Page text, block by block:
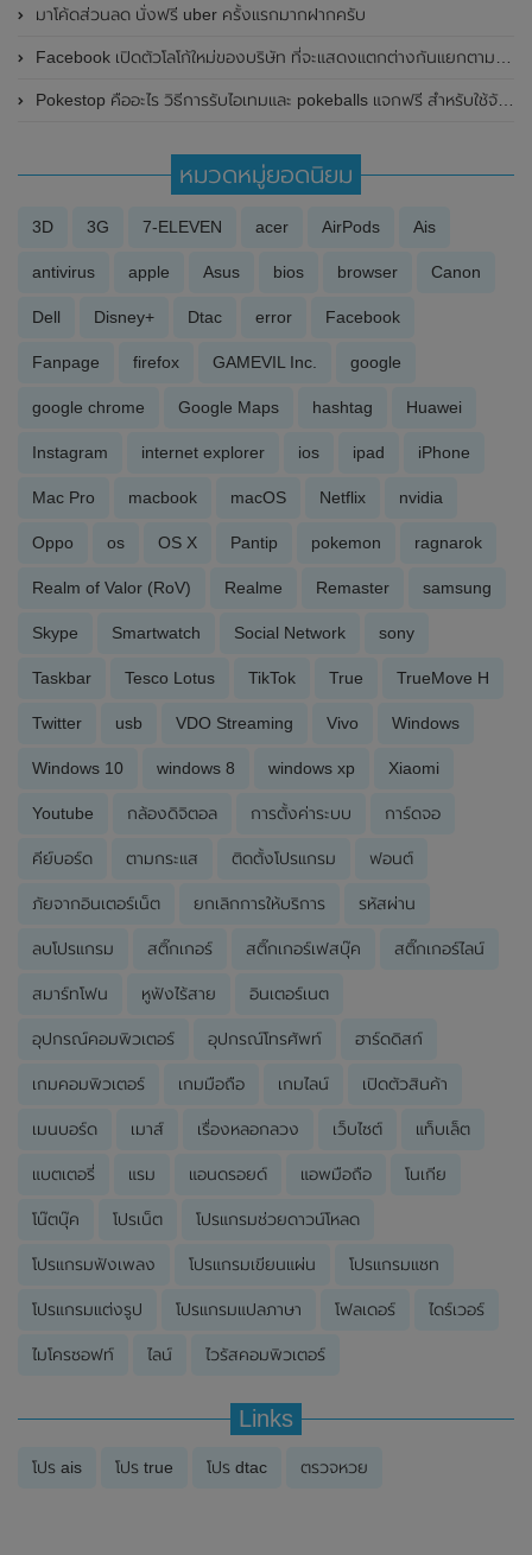
มาโค้ดส่วนลด นั่งฟรี uber ครั้งแรกมากฝากครับ
Facebook เปิดตัวโลโก้ใหม่ของบริษัท ที่จะแสดงแตกต่างกันแยกตามผลิตภัณฑ์ในเครือ
Pokestop คืออะไร วิธีการรับไอเทมและ pokeballs แจกฟรี สำหรับใช้จับโปเกม่อน
หมวดหมู่ยอดนิยม
3D 3G 7-ELEVEN acer AirPods Ais
antivirus apple Asus bios browser Canon
Dell Disney+ Dtac error Facebook
Fanpage firefox GAMEVIL Inc. google
google chrome Google Maps hashtag Huawei
Instagram internet explorer ios ipad iPhone
Mac Pro macbook macOS Netflix nvidia
Oppo os OS X Pantip pokemon ragnarok
Realm of Valor (RoV) Realme Remaster samsung
Skype Smartwatch Social Network sony
Taskbar Tesco Lotus TikTok True TrueMove H
Twitter usb VDO Streaming Vivo Windows
Windows 10 windows 8 windows xp Xiaomi
Youtube กล้องดิจิตอล การตั้งค่าระบบ การ์ดจอ
คีย์บอร์ด ตามกระแส ติดตั้งโปรแกรม ฟอนต์
ภัยจากอินเตอร์เน็ต ยกเลิกการให้บริการ รหัสผ่าน
ลบโปรแกรม สติ๊กเกอร์ สติ๊กเกอร์เฟสบุ๊ค สติ๊กเกอร์ไลน์
สมาร์ทโฟน หูฟังไร้สาย อินเตอร์เนต
อุปกรณ์คอมพิวเตอร์ อุปกรณ์โทรศัพท์ ฮาร์ดดิสก์
เกมคอมพิวเตอร์ เกมมือถือ เกมไลน์ เปิดตัวสินค้า
เมนบอร์ด เมาส์ เรื่องหลอกลวง เว็บไซต์ แท็บเล็ต
แบตเตอรี่ แรม แอนดรอยด์ แอพมือถือ โนเกีย
โน๊ตบุ๊ค โปรเน็ต โปรแกรมช่วยดาวน์โหลด
โปรแกรมฟังเพลง โปรแกรมเขียนแผ่น โปรแกรมแชท
โปรแกรมแต่งรูป โปรแกรมแปลภาษา โฟลเดอร์ ไดร์เวอร์
ไมโครซอฟท์ ไลน์ ไวรัสคอมพิวเตอร์
Links
โปร ais โปร true โปร dtac ตรวจหวย